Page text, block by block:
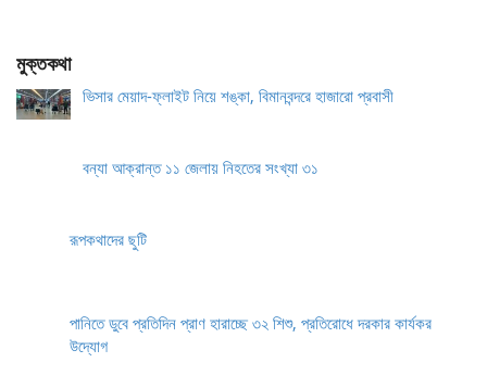
মুক্তকথা
ভিসার মেয়াদ-ফ্লাইট নিয়ে শঙ্কা, বিমানবন্দরে হাজারো প্রবাসী
বন্যা আক্রান্ত ১১ জেলায় নিহতের সংখ্যা ৩১
রূপকথাদের ছুটি
পানিতে ডুবে প্রতিদিন প্রাণ হারাচ্ছে ৩২ শিশু, প্রতিরোধে দরকার কার্যকর
উদ্যোগ